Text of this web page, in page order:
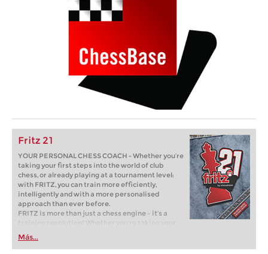
Fritz 21
YOUR PERSONAL CHESS COACH - Whether you’re
taking your first steps into the world of club
chess, or already playing at a tournament level:
with FRITZ, you can train more efficiently,
intelligently and with a more personalised
approach than ever before.
FRITZ is more than just a chess engine – it’s a
training revolution! Whether you’re taking your
first steps into the world of club chess, or already
playing at a tournament level: with FRITZ, you can
train more efficiently, intelligently and with a
Más...